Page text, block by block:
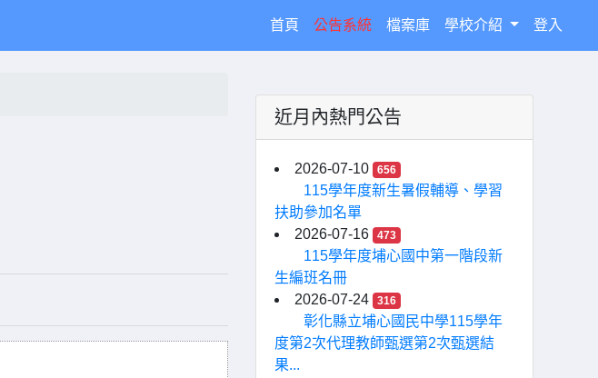
首頁 (current)
公告系統 檔案庫 學校介紹 登入
近月內熱門公告
2026-07-10 656
115學年度新生暑假輔導、學習
扶助參加名單
2026-07-16
473
115學年度埔心國中第一階段新
生編班名冊
2026-07-24
316
彰化縣立埔心國民中學115學年
度第2次代理教師甄選第2次甄選結
果...